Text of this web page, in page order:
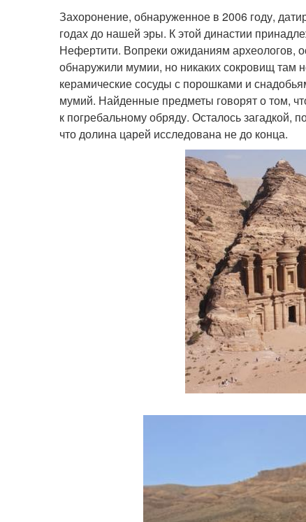
Захоронение, обнаруженное в 2006 году,
годах до нашей эры. К этой династии
Нефертити. Вопреки ожиданиям археологов,
обнаружили мумии, но никаких сокровищ там
керамические сосуды с порошками и
мумий. Найденные предметы говорят о том,
к погребальному обряду. Осталось загадкой,
что долина царей исследована не до конца.